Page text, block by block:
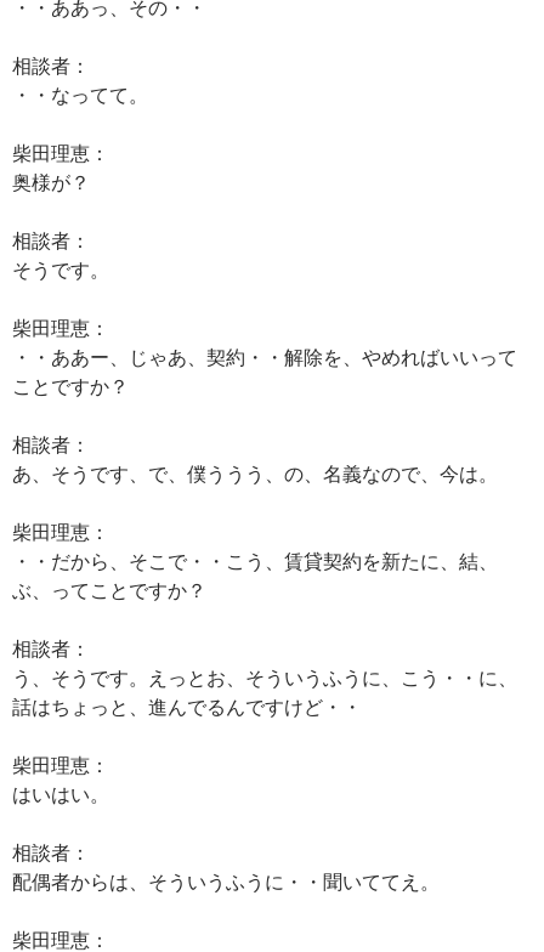
・・ああっ、その・・
相談者：
・・なってて。
柴田理恵：
奥様が？
相談者：
そうです。
柴田理恵：
・・ああー、じゃあ、契約・・解除を、やめればいいって
ことですか？
相談者：
あ、そうです、で、僕ううう、の、名義なので、今は。
柴田理恵：
・・だから、そこで・・こう、賃貸契約を新たに、結、
ぶ、ってことですか？
相談者：
う、そうです。えっとお、そういうふうに、こう・・に、
話はちょっと、進んでるんですけど・・
柴田理恵：
はいはい。
相談者：
配偶者からは、そういうふうに・・聞いててえ。
柴田理恵：